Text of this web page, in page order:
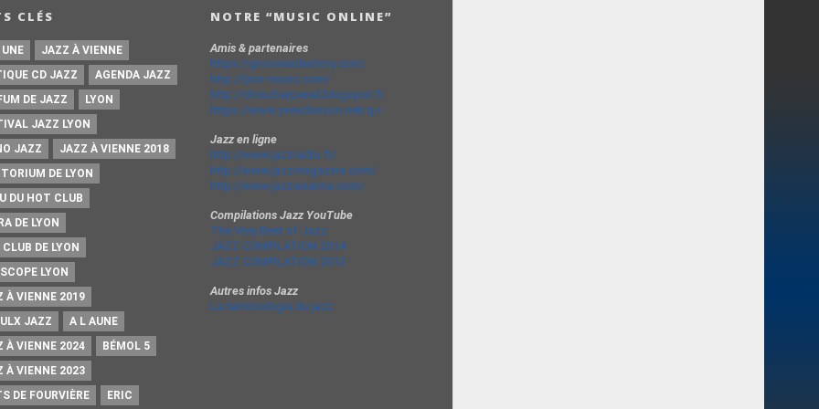
CLÉS
JAZZ À VIENNE
CD JAZZ
AGENDA JAZZ
DE JAZZ
LYON
JAZZ LYON
JAZZ
JAZZ À VIENNE 2018
DE LYON
DU HOT CLUB
DE LYON
DE LYON
LYON
À VIENNE 2019
JAZZ
A L AUNE
À VIENNE 2024
BÉMOL 5
À VIENNE 2023
DE FOURVIÈRE
ERIC
NOTRE “MUSIC ONLINE”
Amis & partenaires
https://groovesidestory.com/
http://lyon-music.com/
http://chrischarpenel.blogspot.fr
https://www.yvesdorison.net/q-r
Jazz en ligne
http://www.jazzradio.fr/
http://www.jazzmagazine.com/
http://www.jazzavienne.com/
Compilations Jazz YouTube
The Very Best of Jazz
JAZZ COMPILATION 2014
JAZZ COMPILATION 2013
Autres infos Jazz
La terminologie du jazz